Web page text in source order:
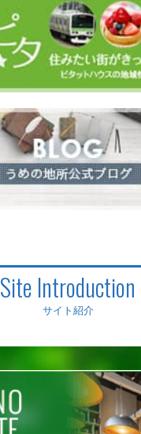
Site Introduction
サイト紹介